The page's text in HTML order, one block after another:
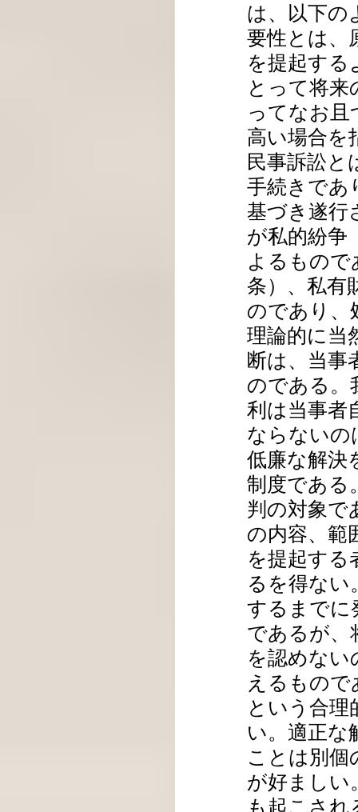
は、以下の
要性とは、
を提起する
とって将
ってなお且
高い場合を
民事訴訟と
手続きであ
基づき遂行
が私的紛争
よるもので
条）、私有
のであり、
理論的に当
断は、当事
のである。
利は当事者
ならないの
低廉な解決
制度である
判の対象で
の内容、範
を提起する
るを得ない
するまでに
であるが、
を認めない
えるもので
という合理
い。適正な
ことは別個
が好ましい
も起こされ